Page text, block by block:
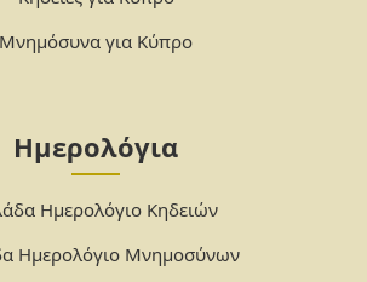
Μνημόσυνα για Κύπρο
Ημερολόγια
Ημερολόγιο Κηδειών
Ημερολόγιο Μνημοσύνων